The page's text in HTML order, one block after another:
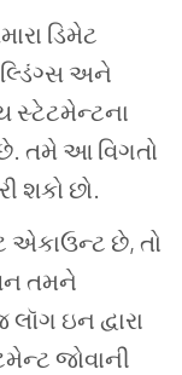
ડિમેટ
અને
સ્ટેટમેન્ટના
. તમે આ વિગતો
શકો છો.
એકાઉન્ટ છે, તો
તમને
લૉગ ઇન દ્વારા
જોવાની